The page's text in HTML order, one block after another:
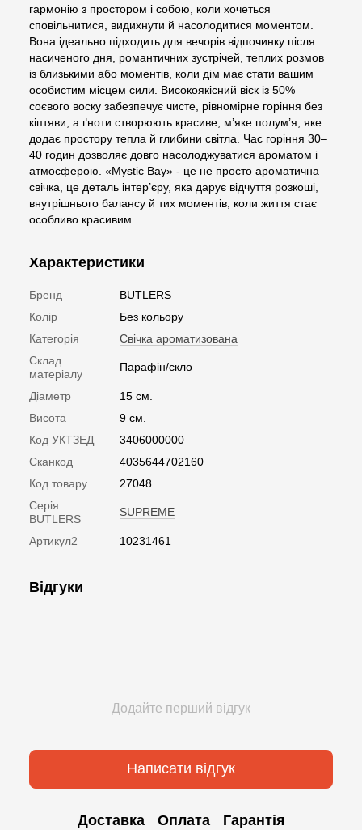
гармонію з простором і собою, коли хочеться
сповільнитися, видихнути й насолодитися моментом.
Вона ідеально підходить для вечорів відпочинку після
насиченого дня, романтичних зустрічей, теплих розмов
із близькими або моментів, коли дім має стати вашим
особистим місцем сили. Високоякісний віск із 50%
соєвого воску забезпечує чисте, рівномірне горіння без
кіптяви, а ґноти створюють красиве, м’яке полум’я, яке
додає простору тепла й глибини світла. Час горіння 30–
40 годин дозволяє довго насолоджуватися ароматом і
атмосферою. «Mystic Bay» - це не просто ароматична
свічка, це деталь інтер’єру, яка дарує відчуття розкоші,
внутрішнього балансу й тих моментів, коли життя стає
особливо красивим.
Характеристики
Бренд
BUTLERS
Колір
Без кольору
Категорія
Свічка ароматизована
Склад
матеріалу
Парафін/скло
Діаметр
15 см.
Висота
9 см.
Код УКТЗЕД
3406000000
Сканкод
4035644702160
Код товару
27048
Серія
BUTLERS
SUPREME
Артикул2 10231461
Відгуки
Додайте перший відгук
Написати відгук
Доставка Оплата Гарантія